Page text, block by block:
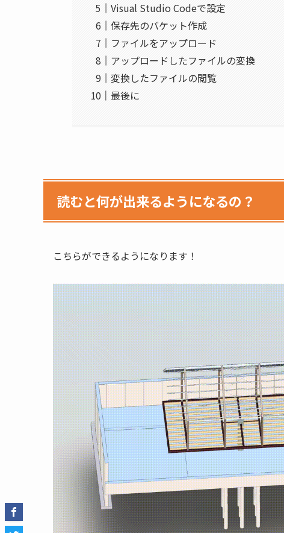
Visual Studio Codeで設定
保存先のバケット作成
ファイルをアップロード
アップロードしたファイルの変換
変換したファイルの閲覧
最後に
読むと何が出来るようになるの？
こちらができるようになります！